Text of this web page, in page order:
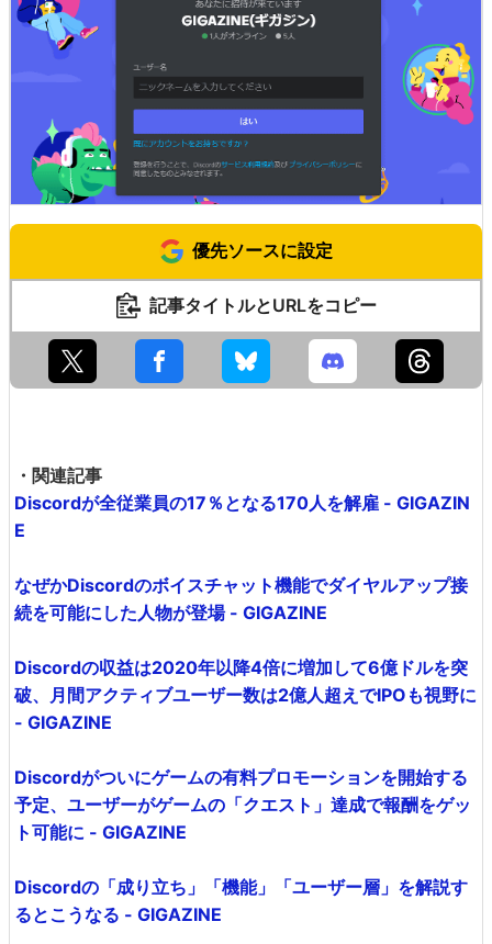
優先ソースに設定
記事タイトルとURLをコピー
・関連記事
Discordが全従業員の17％となる170人を解雇 - GIGAZIN
E
なぜかDiscordのボイスチャット機能でダイヤルアップ接
続を可能にした人物が登場 - GIGAZINE
Discordの収益は2020年以降4倍に増加して6億ドルを突
破、月間アクティブユーザー数は2億人超えでIPOも視野に
- GIGAZINE
Discordがついにゲームの有料プロモーションを開始する
予定、ユーザーがゲームの「クエスト」達成で報酬をゲッ
ト可能に - GIGAZINE
Discordの「成り立ち」「機能」「ユーザー層」を解説す
るとこうなる - GIGAZINE